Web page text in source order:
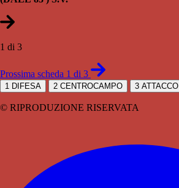
1 di 3
Prossima scheda 1 di 3
1 DIFESA 2 CENTROCAMPO 3 ATTACCO
© RIPRODUZIONE RISERVATA